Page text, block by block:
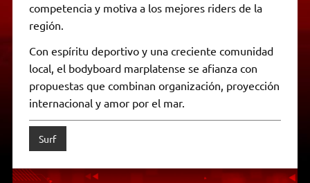
competencia y motiva a los mejores riders de la
región.
Con espíritu deportivo y una creciente comunidad
local, el bodyboard marplatense se afianza con
propuestas que combinan organización, proyección
internacional y amor por el mar.
Surf